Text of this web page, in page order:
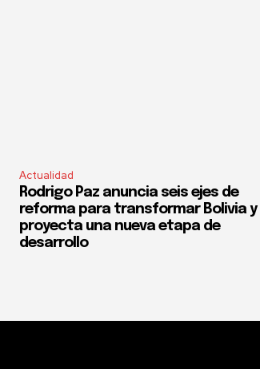
Actualidad
Rodrigo Paz anuncia seis ejes de
reforma para transformar Bolivia y
proyecta una nueva etapa de
desarrollo